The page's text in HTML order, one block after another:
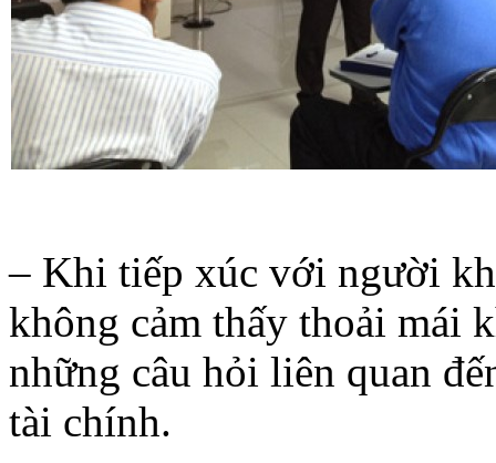
– Khi tiếp xúc với người
không cảm thấy thoải mái
những câu hỏi liên quan
tài chính.